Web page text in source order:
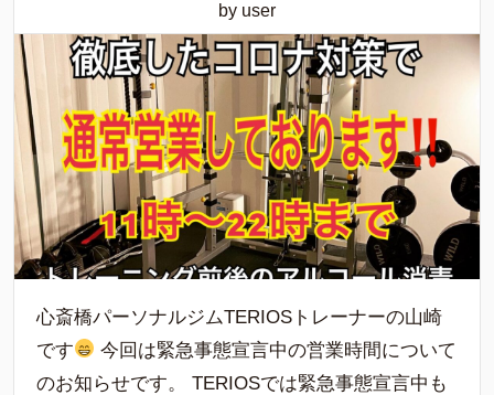
by user
心斎橋パーソナルジムTERIOSトレーナーの山崎
です
今回は緊急事態宣言中の営業時間について
のお知らせです。 TERIOSでは緊急事態宣言中も